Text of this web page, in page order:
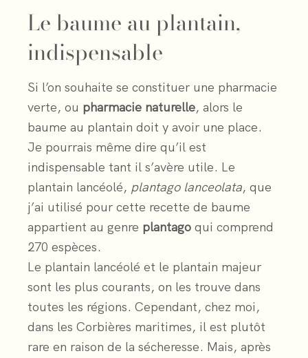
Le baume au plantain,
indispensable
Si l’on souhaite se constituer une pharmacie
verte, ou pharmacie naturelle, alors le
baume au plantain doit y avoir une place.
Je pourrais même dire qu’il est
indispensable tant il s’avère utile. Le
plantain lancéolé, plantago lanceolata, que
j’ai utilisé pour cette recette de baume
appartient au genre plantago qui comprend
270 espèces.
Le plantain lancéolé et le plantain majeur
sont les plus courants, on les trouve dans
toutes les régions. Cependant, chez moi,
dans les Corbières maritimes, il est plutôt
rare en raison de la sécheresse. Mais, après